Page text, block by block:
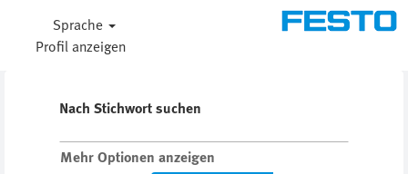
Sprache
Profil anzeigen
Nach Stichwort suchen
Mehr Optionen anzeigen